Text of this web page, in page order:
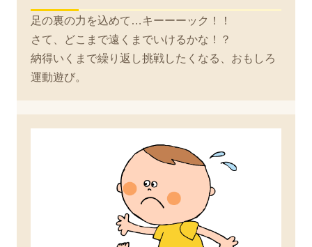
足の裏の力を込めて…キーーーック！！
さて、どこまで遠くまでいけるかな！？
納得いくまで繰り返し挑戦したくなる、おもしろ
運動遊び。